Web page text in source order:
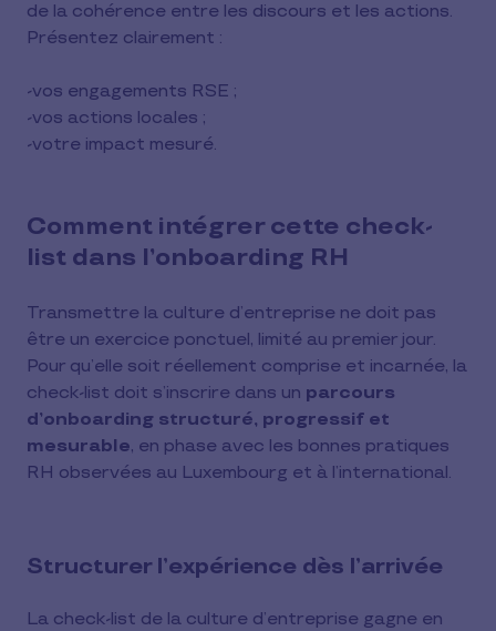
de la cohérence entre les discours et les actions.
Présentez clairement :
-vos engagements RSE ;
-vos actions locales ;
-votre impact mesuré.
Comment intégrer cette check-
list dans l’onboarding RH
Transmettre la culture d’entreprise ne doit pas
être un exercice ponctuel, limité au premier jour.
Pour qu’elle soit réellement comprise et incarnée, la
check-list doit s’inscrire dans un parcours
d’onboarding structuré, progressif et
mesurable, en phase avec les bonnes pratiques
RH observées au Luxembourg et à l’international.
Structurer l’expérience dès l’arrivée
La check-list de la culture d’entreprise gagne en